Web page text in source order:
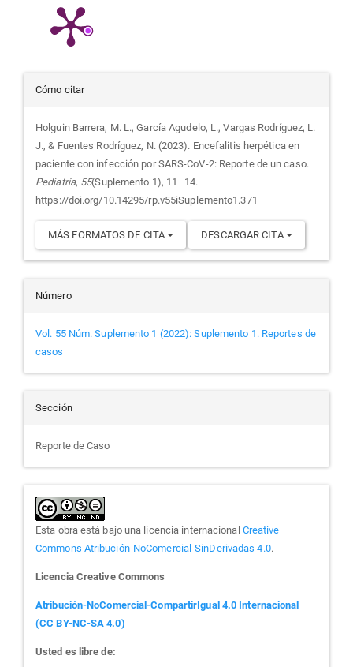
Detalles
del
artículo
Cómo citar
Holguin Barrera, M. L., García Agudelo, L., Vargas Rodríguez, L.
J., & Fuentes Rodríguez, N. (2023). Encefalitis herpética en
paciente con infección por SARS-CoV-2: Reporte de un caso.
Pediatría, 55(Suplemento 1), 11–14.
https://doi.org/10.14295/rp.v55iSuplemento1.371
MÁS FORMATOS DE CITA DESCARGAR CITA
Número
Vol. 55 Núm. Suplemento 1 (2022): Suplemento 1. Reportes de
casos
Sección
Reporte de Caso
Esta obra está bajo una licencia internacional Creative
Commons Atribución-NoComercial-SinDerivadas 4.0.
Licencia Creative Commons
Atribución-NoComercial-CompartirIgual 4.0 Internacional
(CC BY-NC-SA 4.0)
Usted es libre de: